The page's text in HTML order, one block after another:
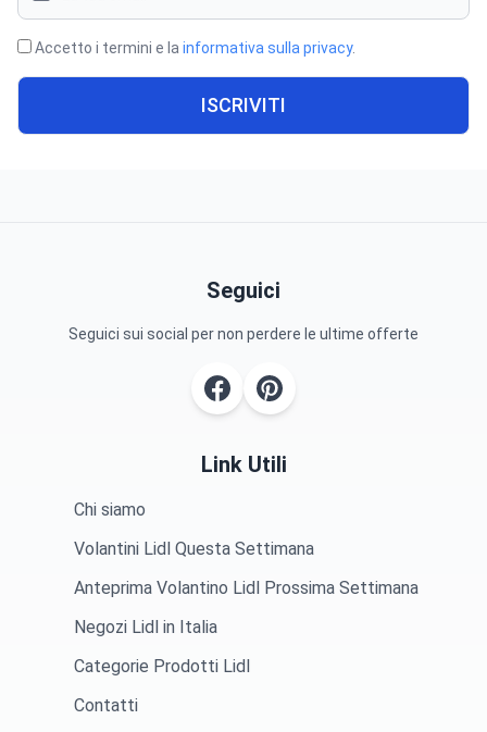
Accetto i termini e la informativa sulla privacy.
ISCRIVITI
Seguici
Seguici sui social per non perdere le ultime offerte
Link Utili
Chi siamo
Volantini Lidl Questa Settimana
Anteprima Volantino Lidl Prossima Settimana
Negozi Lidl in Italia
Categorie Prodotti Lidl
Contatti